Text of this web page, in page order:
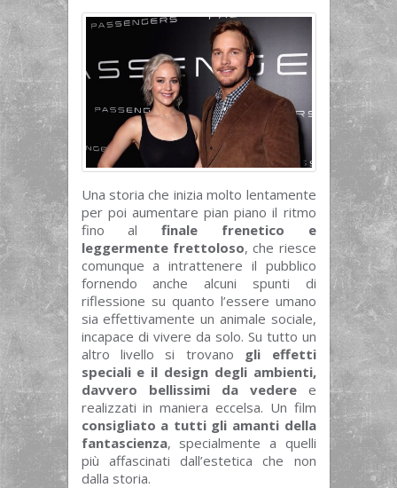
Una storia che inizia molto lentamente
per poi aumentare pian piano il ritmo
fino al finale frenetico e
leggermente frettoloso, che riesce
comunque a intrattenere il pubblico
fornendo anche alcuni spunti di
riflessione su quanto l’essere umano
sia effettivamente un animale sociale,
incapace di vivere da solo. Su tutto un
altro livello si trovano gli effetti
speciali e il design degli ambienti,
davvero bellissimi da vederee
realizzati in maniera eccelsa. Un film
consigliato a tutti gli amanti della
fantascienza, specialmente a quelli
più affascinati dall’estetica che non
dalla storia.